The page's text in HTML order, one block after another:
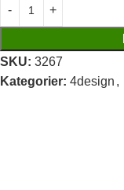
SKU: 3267
Kategorier: 4design ,